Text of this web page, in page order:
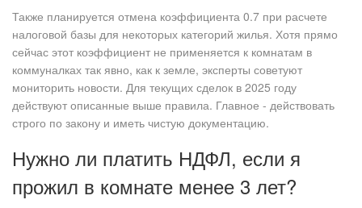
Также планируется отмена коэффициента 0.7 при расчете
налоговой базы для некоторых категорий жилья. Хотя прямо
сейчас этот коэффициент не применяется к комнатам в
коммуналках так явно, как к земле, эксперты советуют
мониторить новости. Для текущих сделок в 2025 году
действуют описанные выше правила. Главное - действовать
строго по закону и иметь чистую документацию.
Нужно ли платить НДФЛ, если я
прожил в комнате менее 3 лет?